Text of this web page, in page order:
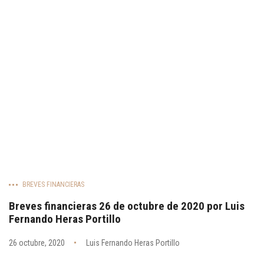
BREVES FINANCIERAS
Breves financieras 26 de octubre de 2020 por Luis
Fernando Heras Portillo
26 octubre, 2020 Luis Fernando Heras Portillo